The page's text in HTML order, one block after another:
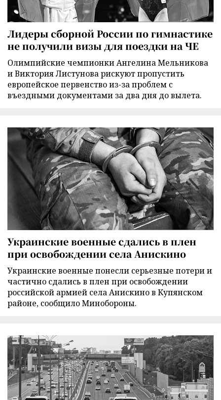
Лидеры сборной России по гимнастике
не получили визы для поездки на ЧЕ
Олимпийские чемпионки Ангелина Мельникова
и Виктория Листунова рискуют пропустить
европейское первенство из-за проблем с
въездными документами за два дня до вылета.
Украинские военные сдались в плен
при освобождении села Анискино
Украинские военные понесли серьезные потери и
частично сдались в плен при освобождении
российской армией села Анискино в Купянском
районе, сообщило Минобороны.